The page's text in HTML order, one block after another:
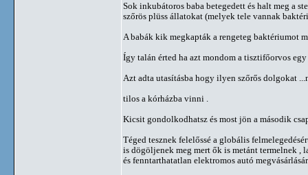
Sok inkubátoros baba betegedett és halt meg a
szőrös plüss állatokat (melyek tele vannak
A babák kik megkapták a rengeteg baktériumot
Így talán érted ha azt mondom a tisztifőorvos
Azt adta utasításba hogy ilyen szőrős dolgokat
tilos a kórházba vinni .
Kicsit gondolkodhatsz és most jön a második
Téged tesznek felelőssé a globális
is dögöljenek meg mert ők is metánt termelnek ,
és fenntarthatatlan elektromos autó